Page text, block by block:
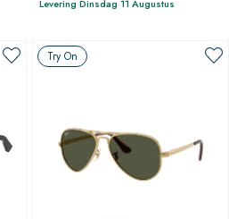
Levering Dinsdag 11 Augustus
Try On